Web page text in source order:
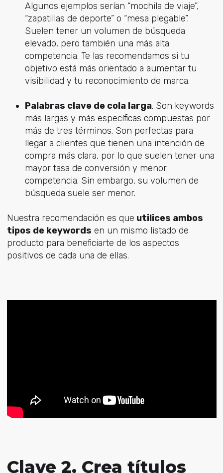
Algunos ejemplos serían “mochila de viaje”,
“zapatillas de deporte” o “mesa plegable”.
Suelen tener un volumen de búsqueda
elevado, pero también una más alta
competencia. Te las recomendamos si tu
objetivo está más orientado a aumentar tu
visibilidad y tu reconocimiento de marca.
Palabras clave de cola larga. Son keywords
más largas y más específicas compuestas por
más de tres términos. Son perfectas para
llegar a clientes que tienen una intención de
compra más clara, por lo que suelen tener una
mayor tasa de conversión y menor
competencia. Sin embargo, su volumen de
búsqueda suele ser menor.
Nuestra recomendación es que utilices ambos
tipos de keywords en un mismo listado de
producto para beneficiarte de los aspectos
positivos de cada una de ellas.
Clave 2. Crea títulos